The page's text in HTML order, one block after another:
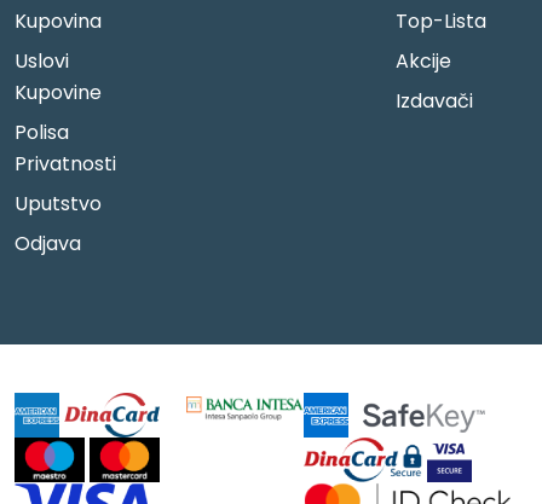
Kupovina
Uslovi
Kupovine
Polisa
Privatnosti
Uputstvo
Odjava
Top-Lista
Akcije
Izdavači